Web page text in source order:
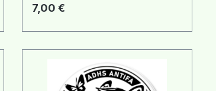
Regulärer Preis:
7,00 €